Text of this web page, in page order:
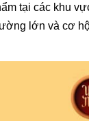
tại các khu
lớn và cơ